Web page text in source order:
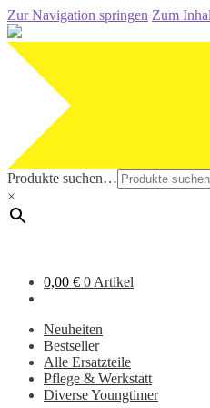
Zur Navigation springen Zum
Produkte suchen…
×
0,00 € 0 Artikel
Neuheiten
Bestseller
Alle Ersatzteile
Pflege & Werkstatt
Diverse Youngtimer